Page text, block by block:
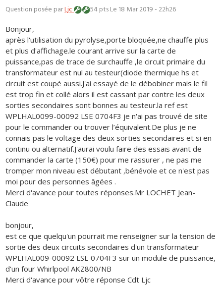
Question posée parLjc 54 ptsLe 18 Mar 2019 - 22h26
Bonjour,
après l'utilisation du pyrolyse,porte bloquée,ne chauffe plus
et plus d'affichage.le courant arrive sur la carte de
puissance,pas de trace de surchauffe ,le circuit primaire du
transformateur est nul au testeur(diode thermique hs et
circuit est coupé aussi.J'ai essayé de le débobiner mais le fil
est trop fin et collé alors il est cassant par contre les deux
sorties secondaires sont bonnes au testeur.la ref est
WPLHAL0099-00092 LSE 0704F3 je n'ai pas trouvé de site
pour le commander ou trouver l’équivalent.De plus je ne
connais pas le voltage des deux sorties secondaires et si en
continu ou alternatif.J'aurai voulu faire des essais avant de
commander la carte (150€) pour me rassurer , ne pas me
tromper mon niveau est débutant ,bénévole et ce n'est pas
moi pour des personnes âgées .
Merci d'avance pour toutes réponses.Mr LOCHET Jean-
Claude
bonjour,
est ce que quelqu'un pourrait me renseigner sur la tension de
sortie des deux circuits secondaires d'un transformateur
WPLHAL009-00092 LSE 0704F3 sur un module de puissance,
d'un four Whirlpool AKZ800/NB
Merci d'avance pour vôtre réponse Cdt Ljc